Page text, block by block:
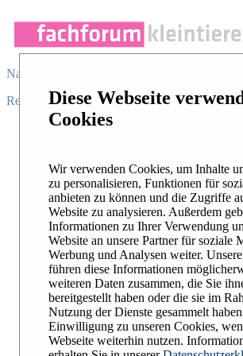
Navigation
Register /Login|Desktop view |
Unterforen zu 19 Fachgebieten
sich Tierärzte mit spezialisierten
Kollegen beraten. Das Forum
unter der Schirmherrschaft der
DVG. Es wird ermöglicht durch
Unterstützung unserer
Unsere Forumsregeln finden Sie
Diese Webseite
Cookies
Wir verwenden Cookies, um Inhalte
zu personalisieren, Funktionen für
anbieten zu können und die Zugriffe
Website zu analysieren. Außerdem
Informationen zu Ihrer Verwendung
Website an unsere Partner für soziale
Werbung und Analysen weiter.
führen diese Informationen
weiteren Daten zusammen, die Sie
bereitgestellt haben oder die sie im
Nutzung der Dienste gesammelt
Einwilligung zu unseren Cookies,
Webseite weiterhin nutzen.